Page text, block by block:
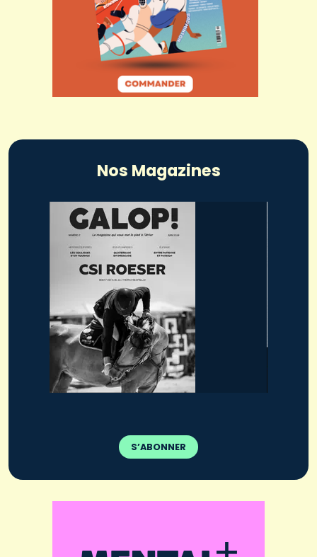
Nos Magazines
S’ABONNER